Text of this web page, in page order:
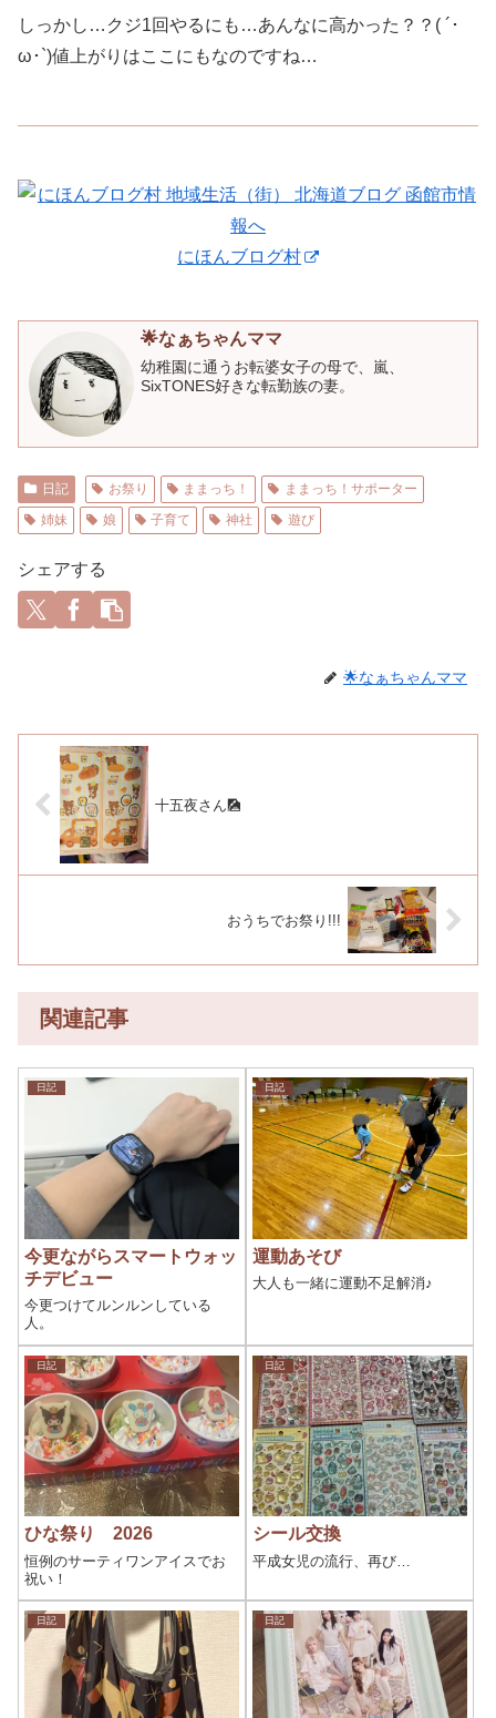
しっかし…クジ1回やるにも…あんなに高かった？？( ´･
ω･`)値上がりはここにもなのですね…
にほんブログ村
🌟なぁちゃんママ
幼稚園に通うお転婆女子の母で、嵐、
SixTONES好きな転勤族の妻。
日記 お祭り ままっち！
ままっち！サポーター
姉妹
娘 子育て 神社 遊び
シェアする
🌟なぁちゃんママ
十五夜さん🎑
おうちでお祭り!!!
関連記事
日記
今更ながらスマートウォッ
チデビュー
今更つけてルンルンしている
人。
日記
運動あそび
大人も一緒に運動不足解消♪
日記
ひな祭り 2026
恒例のサーティワンアイスでお
祝い！
日記
シール交換
平成女児の流行、再び…
日記 日記